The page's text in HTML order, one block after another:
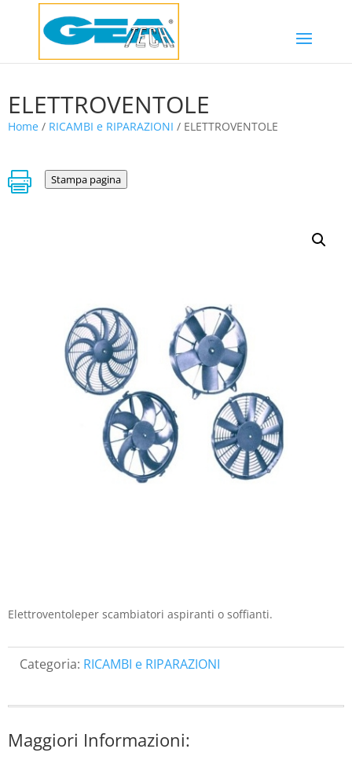
ELETTROVENTOLE
Home / RICAMBI e RIPARAZIONI / ELETTROVENTOLE
 Stampa pagina
Elettroventoleper scambiatori aspiranti o soffianti.
Categoria: RICAMBI e RIPARAZIONI
Maggiori Informazioni: